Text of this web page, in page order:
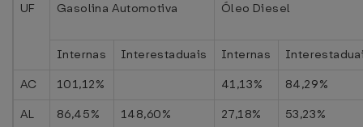
UF Gasolina Automotiva Óleo Diesel
Internas Interestaduais Internas
AC
101,12% 41,13%
84,29%
AL
86,45% 148,60% 27,18%
53,23%